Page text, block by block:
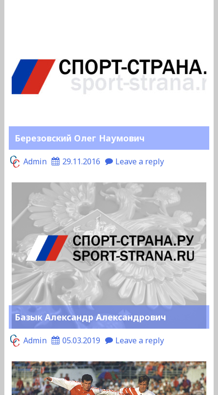
Березовский Олег Наумович
Admin 29.11.2016 Leave a reply
Базык Александр Александрович
Admin 05.03.2019 Leave a reply